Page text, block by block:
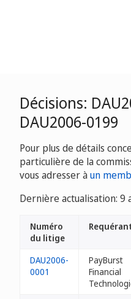
Décisions:
DAU2006-0199
Pour plus de détails
particulière de la
vous adresser àun
Dernière actualisation: 9
Numéro
du litige
DAU2006-
0001
PayBurst
Financial